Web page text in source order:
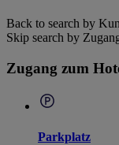
Back to search by
Skip search by
Zugang zum
Parkplatz